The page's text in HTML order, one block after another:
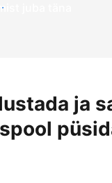
juba täna
ja